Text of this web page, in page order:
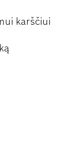
karščiui